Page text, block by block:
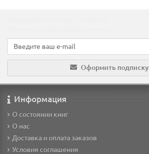
Оформить подписку
Информация
О состоянии книг
О нас
Доставка и оплата заказов
Условия соглашения